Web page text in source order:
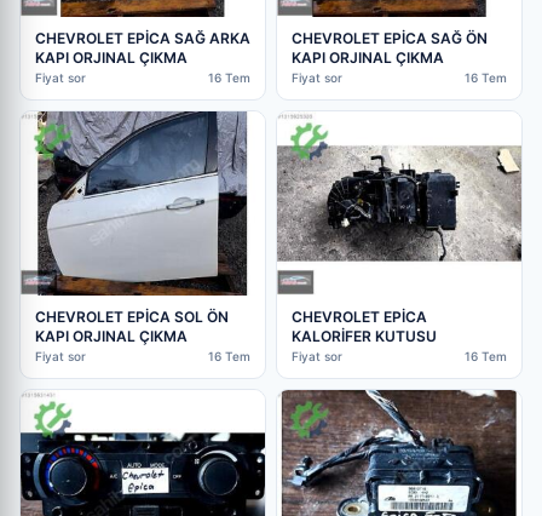
CHEVROLET EPİCA SAĞ ARKA
KAPI ORJINAL ÇIKMA
Fiyat sor 16 Tem
CHEVROLET EPİCA SAĞ ÖN
KAPI ORJINAL ÇIKMA
Fiyat sor 16 Tem
CHEVROLET EPİCA SOL ÖN
KAPI ORJINAL ÇIKMA
Fiyat sor 16 Tem
CHEVROLET EPİCA
KALORİFER KUTUSU
Fiyat sor 16 Tem